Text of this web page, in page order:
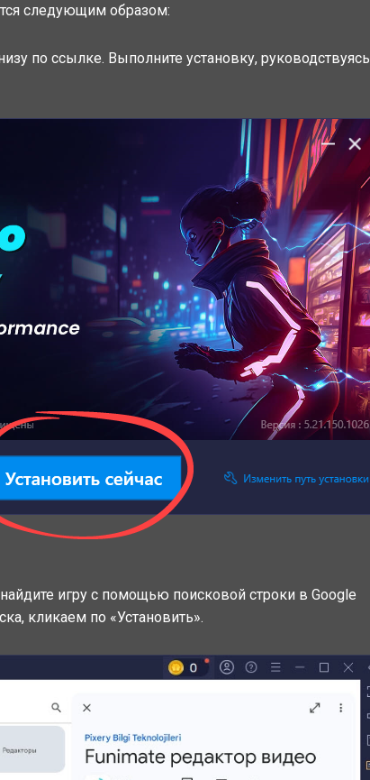
следующим образом:
по ссылке. Выполните установку, руководствуясь
игру с помощью поисковой строки в Google
кликаем по «Установить».